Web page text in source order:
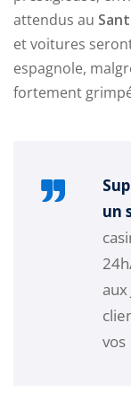
attendus au
et voitures
espagnole,
fortement
un
aux
vos